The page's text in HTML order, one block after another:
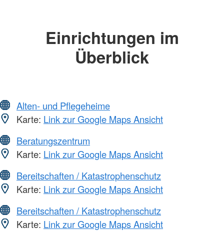
Einrichtungen im
Überblick
Alten- und Pflegeheime
Karte: Link zur Google Maps Ansicht
Beratungszentrum
Karte: Link zur Google Maps Ansicht
Bereitschaften / Katastrophenschutz
Karte: Link zur Google Maps Ansicht
Bereitschaften / Katastrophenschutz
Karte: Link zur Google Maps Ansicht